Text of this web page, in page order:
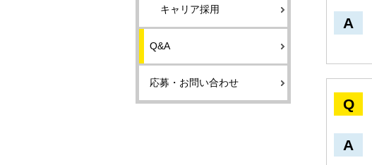
キャリア採用
Q&A
応募・お問い合わせ